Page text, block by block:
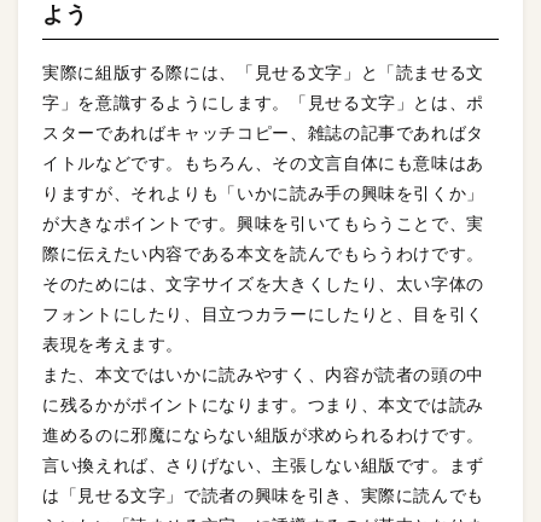
よう
実際に組版する際には、「見せる文字」と「読ませる文
字」を意識するようにします。「見せる文字」とは、ポ
スターであればキャッチコピー、雑誌の記事であればタ
イトルなどです。もちろん、その文言自体にも意味はあ
りますが、それよりも「いかに読み手の興味を引くか」
が大きなポイントです。興味を引いてもらうことで、実
際に伝えたい内容である本文を読んでもらうわけです。
そのためには、文字サイズを大きくしたり、太い字体の
フォントにしたり、目立つカラーにしたりと、目を引く
表現を考えます。
また、本文ではいかに読みやすく、内容が読者の頭の中
に残るかがポイントになります。つまり、本文では読み
進めるのに邪魔にならない組版が求められるわけです。
言い換えれば、さりげない、主張しない組版です。まず
は「見せる文字」で読者の興味を引き、実際に読んでも